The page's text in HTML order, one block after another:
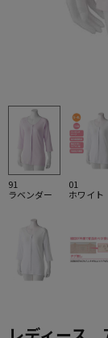
91
ラベンダー
01
ホワイト